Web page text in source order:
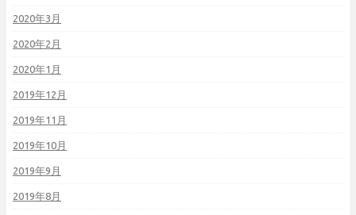
2020年3月
2020年2月
2020年1月
2019年12月
2019年11月
2019年10月
2019年9月
2019年8月